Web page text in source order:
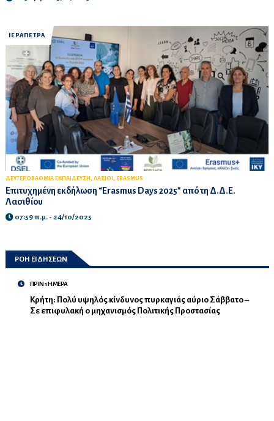
ΙΕΡΑΠΕΤΡΑ
ΔΕΥΤΕΡΟΒΑΘΜΙΑ ΕΚΠΑΙΔΕΥΣΗ , ΛΑΣΙΘΙ , ERASMUS
Επιτυχημένη εκδήλωση “Erasmus Days 2025” από τη Δ.Δ.Ε.
Λασιθίου
07:59 π.μ. - 24/10/2025
ΡΟΗ ΕΙΔΗΣΕΩΝ
ΠΡΙΝ 1 ΗΜΕΡΑ
Κρήτη: Πολύ υψηλός κίνδυνος πυρκαγιάς αύριο Σάββατο –
Σε επιφυλακή ο μηχανισμός Πολιτικής Προστασίας